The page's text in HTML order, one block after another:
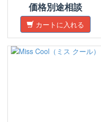
価格別途相談
カートに入れる